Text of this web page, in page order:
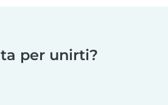
per unirti?